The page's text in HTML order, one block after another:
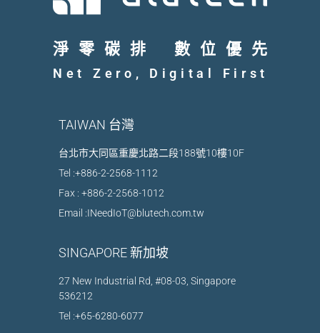
淨零碳排 數位優先
Net Zero, Digital First
TAIWAN 台灣
台北市大同區重慶北路二段188號10樓10F
Tel :+886-2-2568-1112
Fax : +886-2-2568-1012
Email :INeedIoT@blutech.com.tw
SINGAPORE 新加坡​
27 New Industrial Rd, #08-03, Singapore
536212
Tel :+65-6280-6077